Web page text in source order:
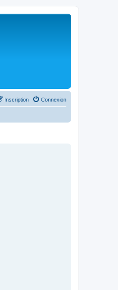
Connexion
Inscription